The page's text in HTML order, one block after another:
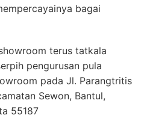
bagai
terus tatkala
pengurusan pula
pada Jl. Parangtritis
Sewon, Bantul,
55187